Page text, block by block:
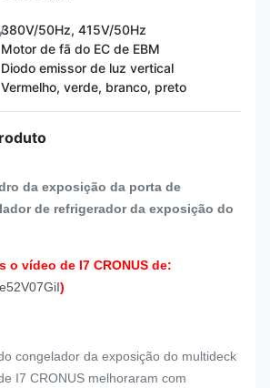
380V/50Hz, 415V/50Hz
Motor de fã do EC de EBM
Diodo emissor de luz vertical
Vermelho, verde, branco, preto
da exposição da porta de
de refrigerador da exposição do
o vídeo de I7 CRONUS de:
)
congelador da exposição do multideck
I7 CRONUS melhoraram com